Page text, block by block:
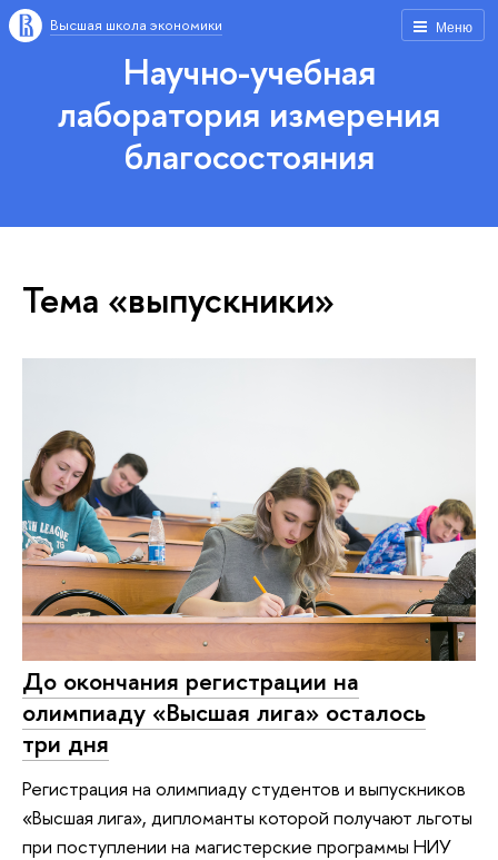
Меню
Высшая школа экономики
Научно-учебная
лаборатория измерения
благосостояния
Тема «выпускники»
До окончания регистрации на
олимпиаду «Высшая лига» осталось
три дня
Регистрация на олимпиаду студентов и выпускников
«Высшая лига», дипломанты которой получают льготы
при поступлении на магистерские программы НИУ